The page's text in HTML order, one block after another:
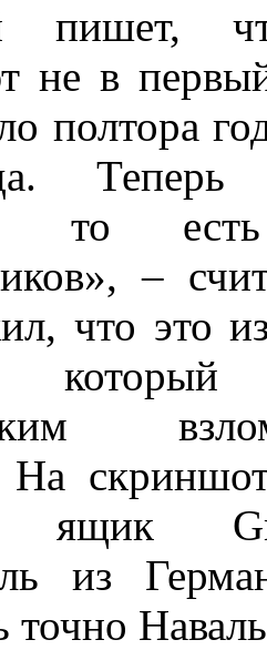
пишет,
не в
полтора
то
–
что это
На
ящик
из
точно